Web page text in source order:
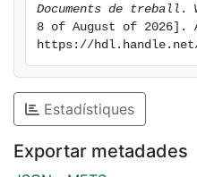
Documents de treball .
8 of August of 2026].
https://hdl.handle.net/
Estadístiques
Exportar metadades